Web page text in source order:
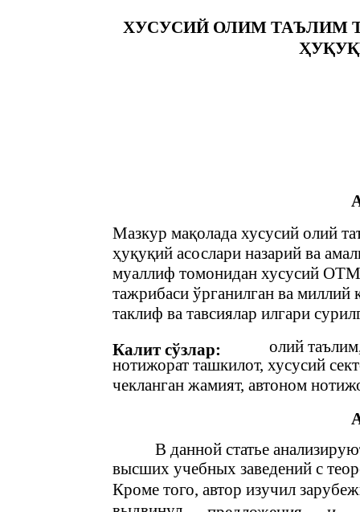
ХУСУСИЙ ОЛИМ ТАЪЛИМ
Мазкур мақолада хусусий олий
ҳуқуқий асослари назарий ва
муаллиф томонидан хусусий
тажрибаси ўрганилган ва
таклиф ва тавсиялар илгари
Калит сўзлар:
олий
нотижорат ташкилот, хусусий
чекланган жамият, автоном
В данной статье
высших учебных заведений с
Кроме того, автор изучил